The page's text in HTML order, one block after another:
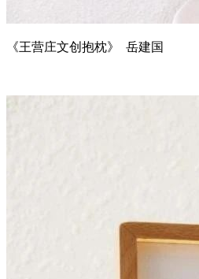
《王营庄文创抱枕》 岳建国